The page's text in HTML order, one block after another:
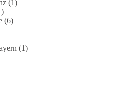
und ohne Tabus.
fauci-diaries-covid-origins-
aus-aller-welt/usa-
(1)
(6)
(1)